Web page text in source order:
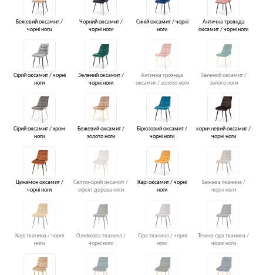
Бежевий оксамит /
чорні ноги
Чорний оксамит /
чорні ноги
Синій оксамит / чорні
ноги
Антична троянда
оксамит / чорні ноги
Сірий оксамит / чорні
ноги
Зелений оксамит /
чорні ноги
Антична троянда
оксамит / золото ноги
Зелений оксамит /
золото ноги
Сірий оксамит / хром
ноги
Бежевий оксамит /
золото ноги
Бірюзовий оксамит /
чорні ноги
коричневий оксамит /
чорні ноги
Цинамон оксамит /
чорні ноги
Світло-сірий оксамит /
ефект дерева ноги
Карі оксамит / чорні
ноги
Бежева тканина /
чорні ноги
Карі тканина / чорні
ноги
Оливкова тканина /
чорні ноги
Сіра тканина / чорні
ноги
Темно-сіра тканина /
чорні ноги